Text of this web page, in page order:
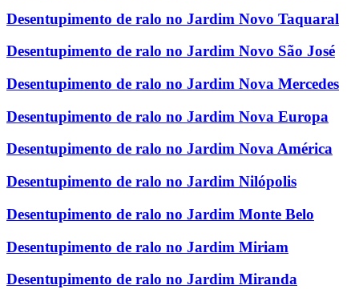
Desentupimento de ralo no Jardim Novo Taquaral
Desentupimento de ralo no Jardim Novo São José
Desentupimento de ralo no Jardim Nova Mercedes
Desentupimento de ralo no Jardim Nova Europa
Desentupimento de ralo no Jardim Nova América
Desentupimento de ralo no Jardim Nilópolis
Desentupimento de ralo no Jardim Monte Belo
Desentupimento de ralo no Jardim Miriam
Desentupimento de ralo no Jardim Miranda